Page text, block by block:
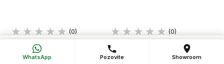
(0)
163.400,00 RSD
130.300,00 RSD
(0)
42.400,00 RSD
WhatsApp Pozovite Showroom
💬
WhatsApp
📞
Pozovi
📍
Poseti salon